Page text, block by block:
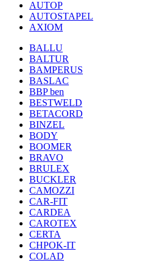
AUTOP
AUTOSTAPEL
AXIOM
BALLU
BALTUR
BAMPERUS
BASLAC
BBP ben
BESTWELD
BETACORD
BINZEL
BODY
BOOMER
BRAVO
BRULEX
BUCKLER
CAMOZZI
CAR-FIT
CARDEA
CAROTEX
CERTA
CHPOK-IT
COLAD